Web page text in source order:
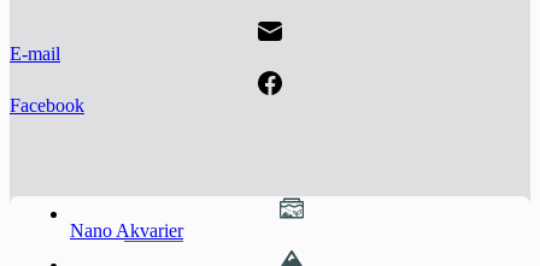
E-mail
Facebook
Nano Akvarier